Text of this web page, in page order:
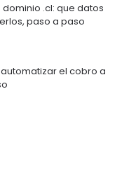
dominio .cl: que datos
paso a paso
el cobro a